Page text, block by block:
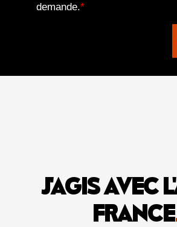
demande.*
J'AGIS AVEC
FRANCE